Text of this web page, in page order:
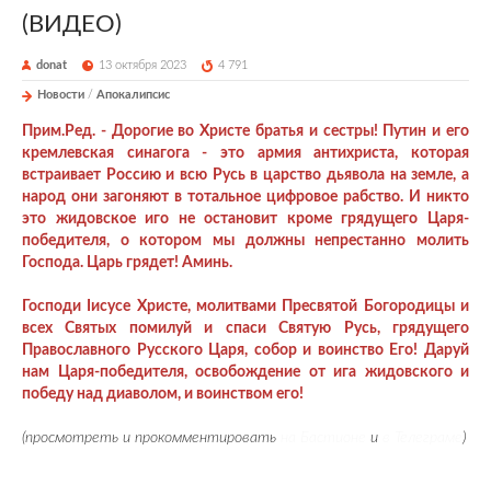
(ВИДЕО)
donat 13 октября 2023 4 791
Новости / Апокалипсис
Прим.Ред. - Дорогие во Христе братья и сестры! Путин и его
кремлевская синагога - это армия антихриста, которая
встраивает Россию и всю Русь в царство дьявола на земле, а
народ они загоняют в тотальное цифровое рабство. И никто
это жидовское иго не остановит кроме грядущего Царя-
победителя, о котором мы должны непрестанно молить
Господа. Царь грядет! Аминь.
Господи Iисусе Христе, молитвами Пресвятой Богородицы и
всех Святых помилуй и спаси Святую Русь, грядущего
Православного Русского Царя, собор и воинство Его! Даруй
нам Царя-победителя, освобождение от ига жидовского и
победу над диаволом, и воинством его!
(просмотреть и прокомментировать и )